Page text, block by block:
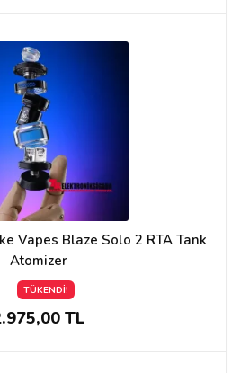
Vapes Blaze Solo 2 RTA Tank
Atomizer
TÜKENDİ!
TL